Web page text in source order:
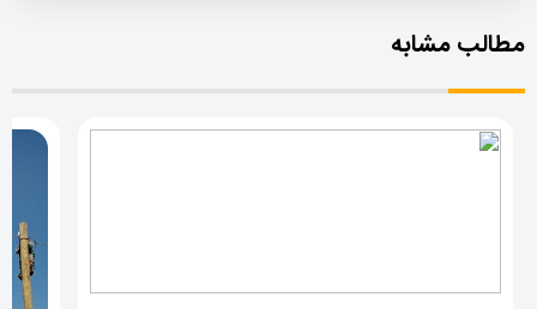
مطالب مشابه